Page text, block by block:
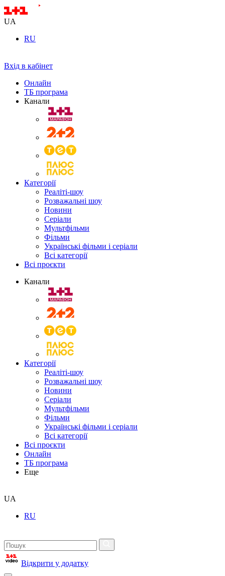
UA
RU
Вхід в кабінет
Онлайн
ТБ програма
Канали
Категорії
Реаліті-шоу
Розважальні шоу
Новини
Серіали
Мультфільми
Фільми
Українські фільми і серіали
Всі категорії
Всі проєкти
Канали
Категорії
Реаліті-шоу
Розважальні шоу
Новини
Серіали
Мультфільми
Фільми
Українські фільми і серіали
Всі категорії
Всі проєкти
Онлайн
ТБ програма
Еще
UA
RU
Відкрити у додатку